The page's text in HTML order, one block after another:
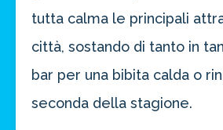
tutta calma le principali
città, sostando di tanto in
bar per una bibita calda o
seconda della stagione.